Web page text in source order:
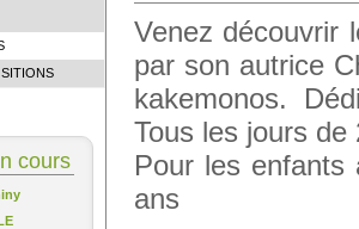
cours
Venez découvrir
par son autrice
kakemonos.
Tous les jours
Pour les
ans